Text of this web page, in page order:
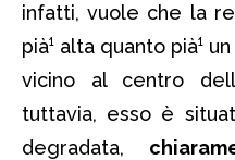
infatti, vuole che la
pià¹ alta quanto pià¹
vicino al centro
tuttavia, esso è
degradata,